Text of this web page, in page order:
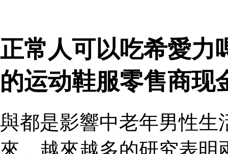
正常人可以吃希愛力
的运动鞋服零售商现
與都是影響中老年男性生
來，越來越多的研究表